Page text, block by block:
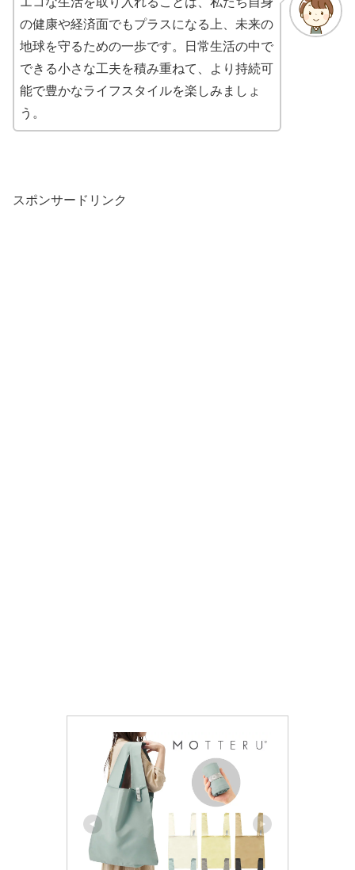
の健康や経済面でもプラスになる上、未来の
地球を守るための一歩です。日常生活の中で
できる小さな工夫を積み重ねて、より持続可
能で豊かなライフスタイルを楽しみましょ
う。
スポンサードリンク